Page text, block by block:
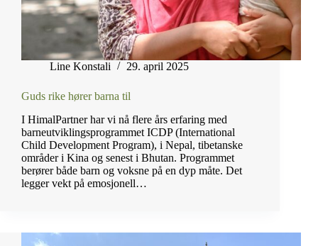
Line Konstali 29. april 2025
Guds rike hører barna til
I HimalPartner har vi nå flere års erfaring med
barneutviklingsprogrammet ICDP (International
Child Development Program), i Nepal, tibetanske
områder i Kina og senest i Bhutan. Programmet
berører både barn og voksne på en dyp måte. Det
legger vekt på emosjonell…